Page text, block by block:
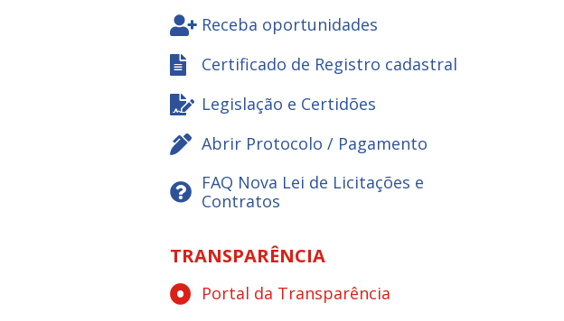
Receba oportunidades
Certificado de Registro cadastral
Legislação e Certidões
Abrir Protocolo / Pagamento
FAQ Nova Lei de Licitações e
Contratos
TRANSPARÊNCIA
Portal da Transparência